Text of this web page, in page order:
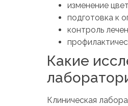
изменение
подготовка к
контроль
Какие
Клиническая